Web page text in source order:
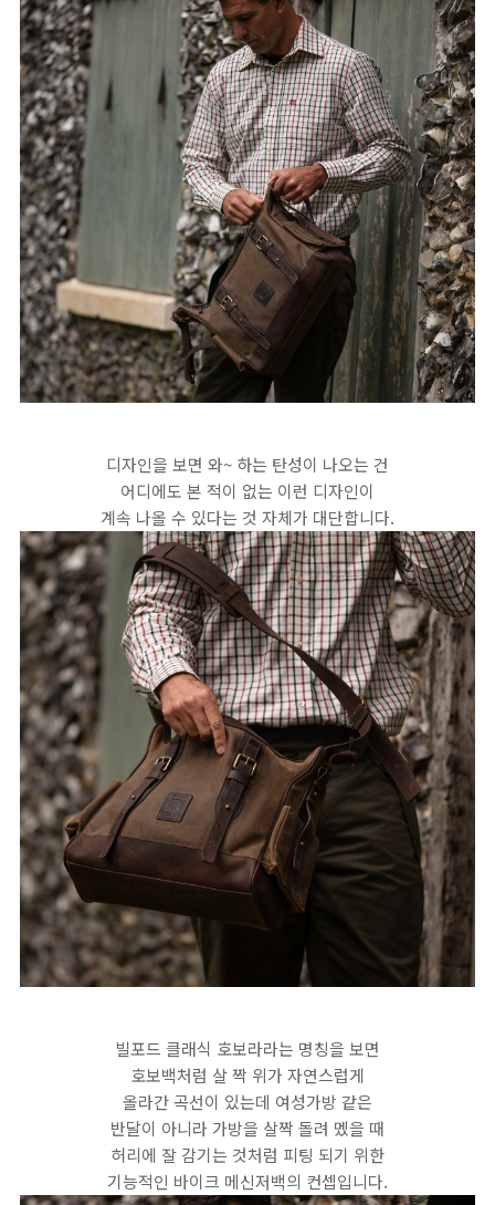
디자인을 보면 와~ 하는 탄성이 나오는 건
어디에도 본 적이 없는 이런 디자인이
계속 나올 수 있다는 것 자체가 대단합니다.
빌포드 클래식 호보라라는 명칭을 보면
호보백처럼 살 짝 위가 자연스럽게
올라간 곡선이 있는데 여성가방 같은
반달이 아니라 가방을 살짝 돌려 멨을 때
허리에 잘 감기는 것처럼 피팅 되기 위한
기능적인 바이크 메신저백의 컨셉입니다.